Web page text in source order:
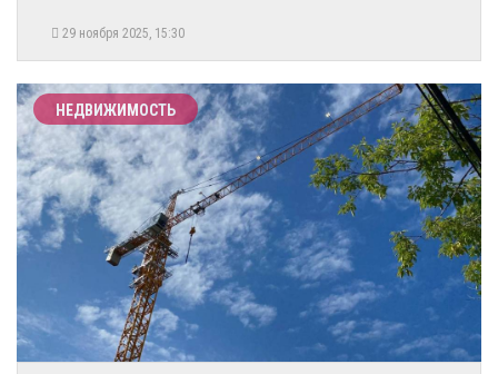
29 ноября 2025, 15:30
НЕДВИЖИМОСТЬ